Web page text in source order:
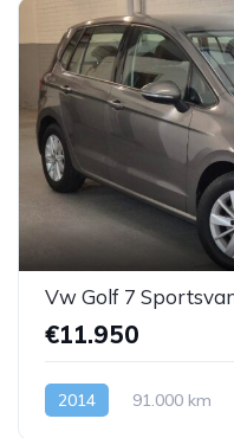
€11.950
2014 91.000 km